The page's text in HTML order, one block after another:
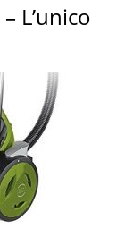
– L’unico